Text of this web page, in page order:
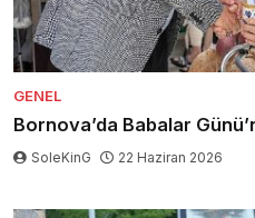
GENEL
Bornova’da Babalar
SoleKinG 22 Haziran 2026